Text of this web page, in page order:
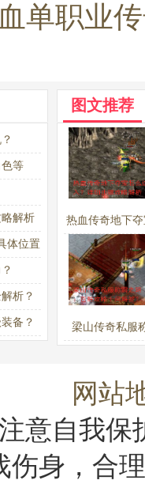
单职业
等
解析
体位置
析？
备？
图文推荐
热血传奇地下
进入？详细步
析
梁山传奇私服
答？
网站
意自我
伤身，合